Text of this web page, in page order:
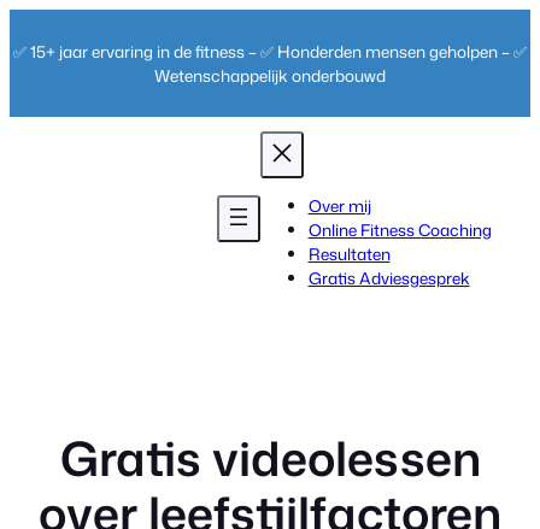
naar
✅ 15+ jaar ervaring in de fitness – ✅ Honderden mensen geholpen – ✅
Wetenschappelijk onderbouwd
Over mij
Online Fitness Coaching
Resultaten
Gratis Adviesgesprek
Gratis videolessen
over leefstijlfactoren